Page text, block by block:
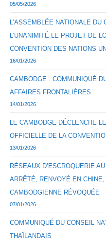
05/05/2026
L’ASSEMBLÉE NATIONALE
L’UNANIMITÉ LE PROJET DE
CONVENTION DES NATIONS
16/01/2026
CAMBODGE : COMMUNIQUÉ
AFFAIRES FRONTALIÈRES
14/01/2026
LE CAMBODGE DÉCLENCHE
OFFICIELLE DE LA
13/01/2026
RÉSEAUX D’ESCROQUERIE
ARRÊTÉ, RENVOYÉ EN
CAMBODGIENNE RÉVOQUÉE
07/01/2026
COMMUNIQUÉ DU CONSEIL
THAÏLANDAIS